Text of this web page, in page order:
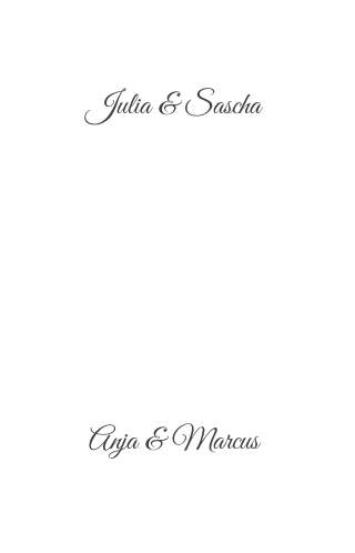
Julia & Sascha
Anja & Marcus